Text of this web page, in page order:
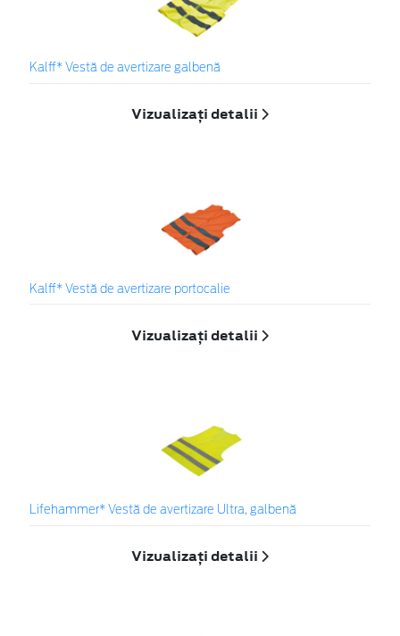
Kalff* Vestă de avertizare galbenă
Vizualizați detalii
Kalff* Vestă de avertizare portocalie
Vizualizați detalii
Lifehammer* Vestă de avertizare Ultra, galbenă
Vizualizați detalii